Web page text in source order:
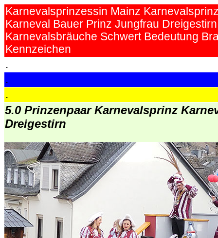
Karnevalsprinzessin Mainz
Karneval Bauer Prinz Jungfrau
Karnevalsbräuche Schwert Bedeutung
Kennzeichen
.
.
.
5.0 Prinzenpaar Karnevalsprinz
Dreigestirn